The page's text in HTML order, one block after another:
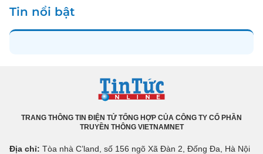
Tin nổi bật
TRANG THÔNG TIN ĐIỆN TỬ TỔNG HỢP CỦA CÔNG TY CỔ PHẦN
TRUYỀN THÔNG VIETNAMNET
Địa chỉ: Tòa nhà C’land, số 156 ngõ Xã Đàn 2, Đống Đa, Hà Nội